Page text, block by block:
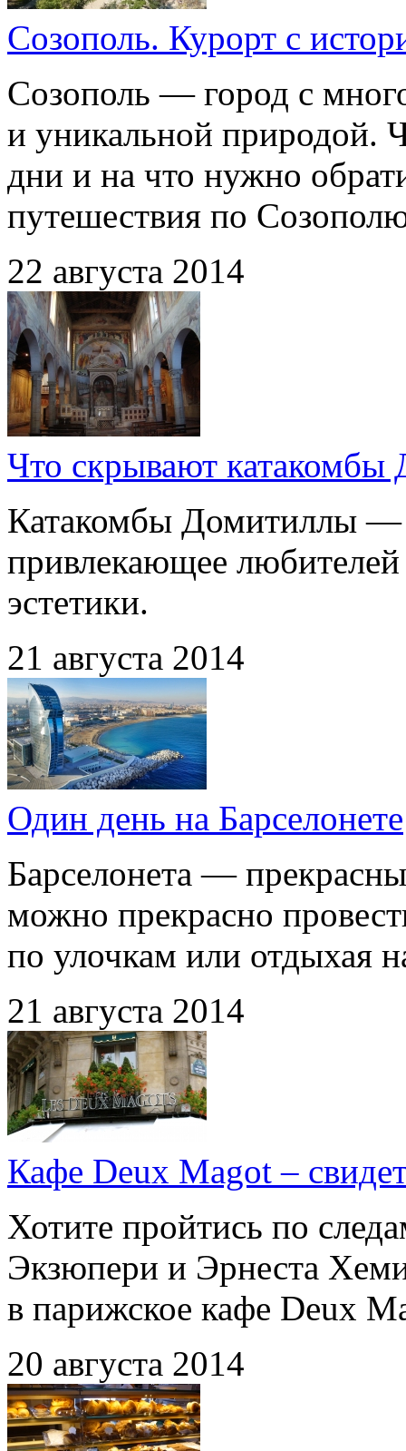
Созополь. Курорт с
Созополь — город с
и уникальной природой.
дни и на что нужно
путешествия по
22 августа 2014
Что скрывают катакомбы
Катакомбы Домитиллы —
привлекающее
эстетики.
21 августа 2014
Один день на Барселонете
Барселонета —
можно прекрасно
по улочкам или отдыхая
21 августа 2014
Кафе Deux Magot –
Хотите пройтись по
Экзюпери и Эрнеста
в парижское кафе Deux
20 августа 2014